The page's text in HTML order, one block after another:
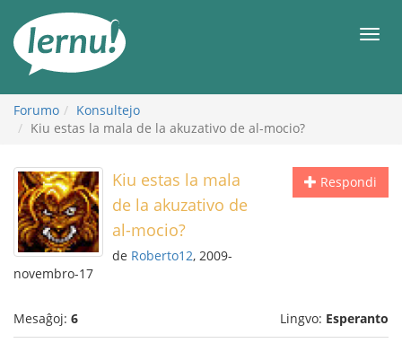
enhavo
Forumo
Konsultejo
Kiu estas la mala de la akuzativo de al-mocio?
Respondi
Kiu estas la mala
de la akuzativo de
al-mocio?
de Roberto12, 2009-
novembro-17
Mesaĝoj: 6 Lingvo: Esperanto